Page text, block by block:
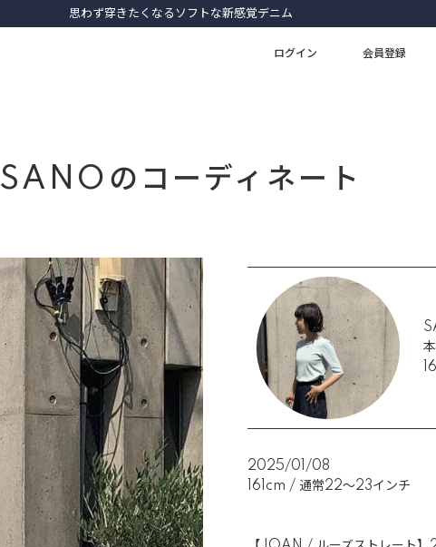
思わず穿きたくなるソフトな新感覚デニム
ログイン 会員登録
SANOのコーディネート
2025/01/08
161cm / 通常22〜23インチ